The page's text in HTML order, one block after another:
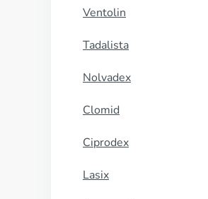
Ventolin
Tadalista
Nolvadex
Clomid
Ciprodex
Lasix